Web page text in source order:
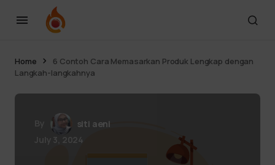
Home
6 Contoh Cara Memasarkan Produk Lengkap dengan
Langkah-langkahnya
siti aeni
July 3, 2024